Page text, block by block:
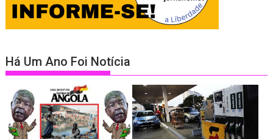
Há Um Ano Foi Notícia